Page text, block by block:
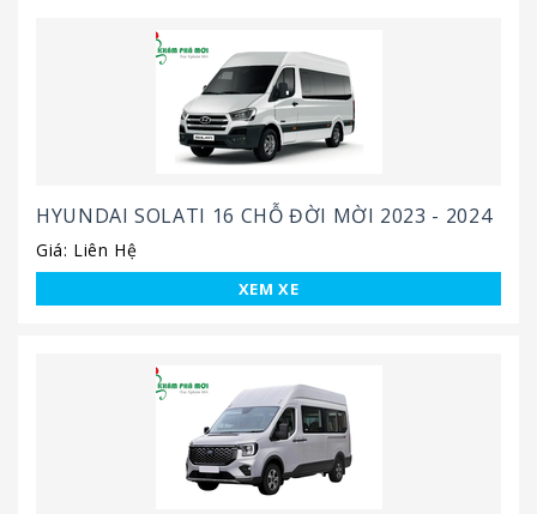
HYUNDAI SOLATI 16 CHỖ ĐỜI MỜI 2023 - 2024
Giá: Liên Hệ
XEM XE